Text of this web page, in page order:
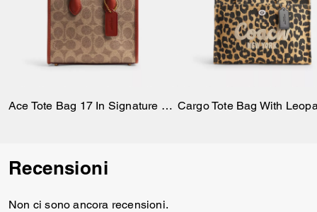
Ace Tote Bag 17 In Signature Canvas
Recensioni
Non ci sono ancora recensioni.